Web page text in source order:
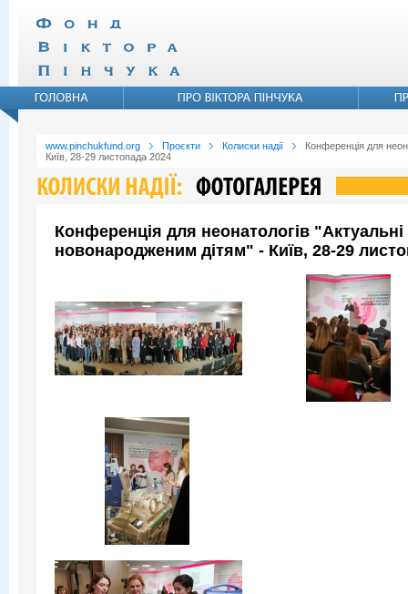
www.pinchukfund.org Проєкти Колиски надії
Конференція для
Київ, 28-29 листопада 2024
Конференція для неонатологів
новонародженим дітям" - Київ, 28-29